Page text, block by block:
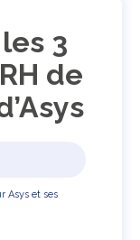
3
de
Asys et ses